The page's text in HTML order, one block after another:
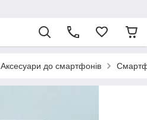
Аксесуари до смартфонів